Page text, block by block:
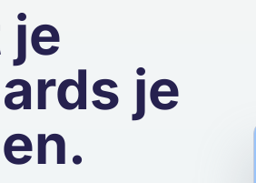
je
je